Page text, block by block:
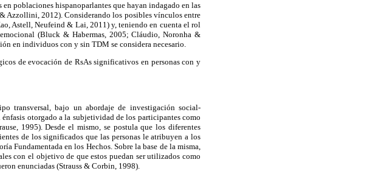
poblaciones hispanoparlantes que hayan indagado en las
Azzollini, 2012). Considerando los posibles vínculos entre
Astell, Neufeind & Lai, 2011) y, teniendo en cuenta el rol
(Bluck & Habermas, 2005; Cláudio, Noronha &
en individuos con y sin TDM se considera necesario.
de evocación de RsAs significativos en personas con y
transversal, bajo un abordaje de investigación social-
otorgado a la subjetividad de los participantes como
1995). Desde el mismo, se postula que los diferentes
de los significados que las personas le atribuyen a los
Fundamentada en los Hechos. Sobre la base de la misma,
con el objetivo de que estos puedan ser utilizados como
enunciadas (Strauss & Corbin, 1998).